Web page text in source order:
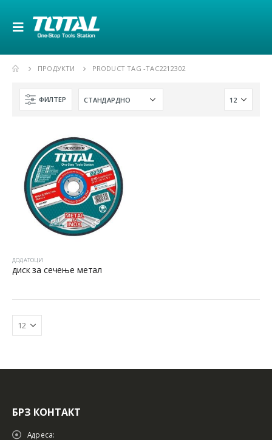
ПРОДУКТИ PRODUCT TAG -TAC2212302
ФИЛТЕР
ДОДАТОЦИ
диск за сечење метал
Батериски сет
БРЗ КОНТАКТ
Адреса: